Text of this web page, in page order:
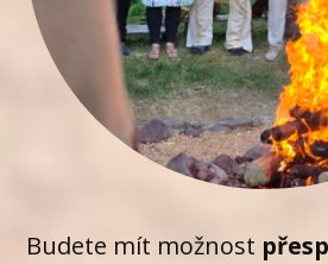
Budete mít možnost